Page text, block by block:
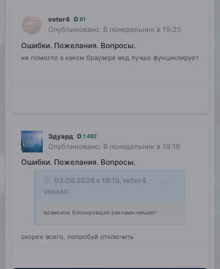
veter4 81
Опубликовано: В понедельник в 19:25
Ошибки. Пожелания. Вопросы.
не помогло а каком браузере вед лучше фунциклирует
Эдуард 1 492
Опубликовано: В понедельник в 19:16
Ошибки. Пожелания. Вопросы.
03.08.2026 в 19:15, veter4
сказал:
возможно блокировщик рекламы мешает
скорее всего, попробуй отключить